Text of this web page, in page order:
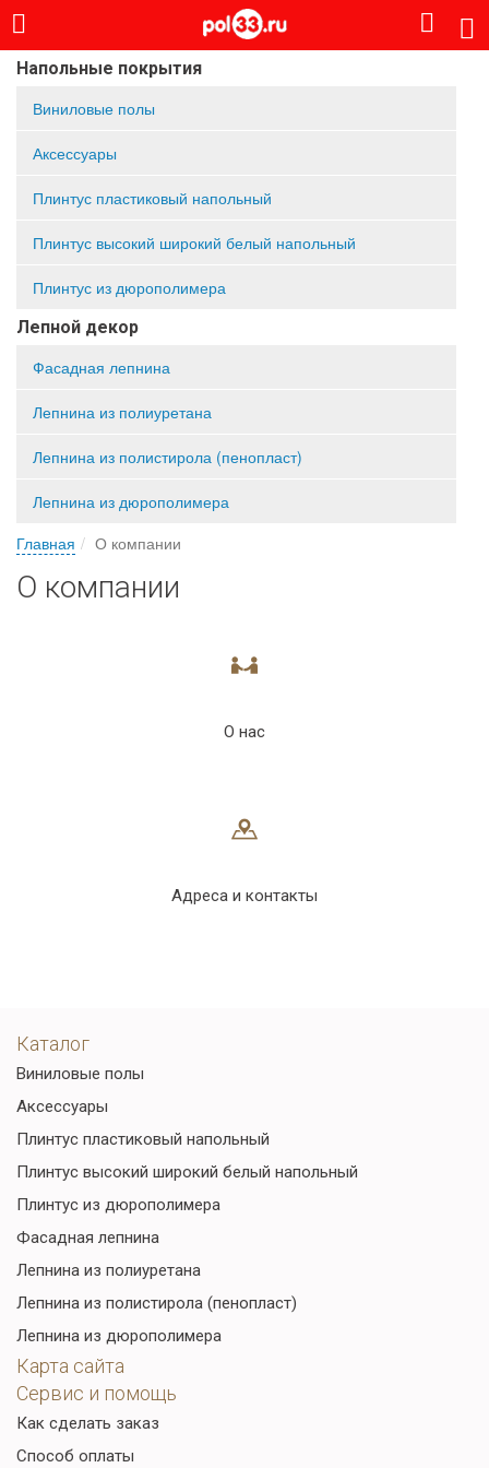
Напольные покрытия
Виниловые полы
Аксессуары
Плинтус пластиковый напольный
Плинтус высокий широкий белый напольный
Плинтус из дюрополимера
Лепной декор
Фасадная лепнина
Лепнина из полиуретана
Лепнина из полистирола (пенопласт)
Лепнина из дюрополимера
Главная
О компании
О компании
О нас
Адреса и контакты
Каталог
Виниловые полы
Аксессуары
Плинтус пластиковый напольный
Плинтус высокий широкий белый напольный
Плинтус из дюрополимера
Фасадная лепнина
Лепнина из полиуретана
Лепнина из полистирола (пенопласт)
Лепнина из дюрополимера
Карта сайта
Сервис и помощь
Как сделать заказ
Способ оплаты